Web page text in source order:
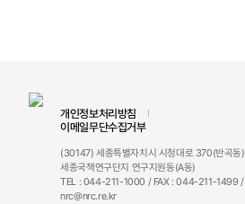
개인정보처리방침
이메일무단수집거부
(30147) 세종특별자치시 시청대로 370(반곡동)
세종국책연구단지 연구지원동(A동)
TEL : 044-211-1000 / FAX : 044-211-1499 /
nrc@nrc.re.kr